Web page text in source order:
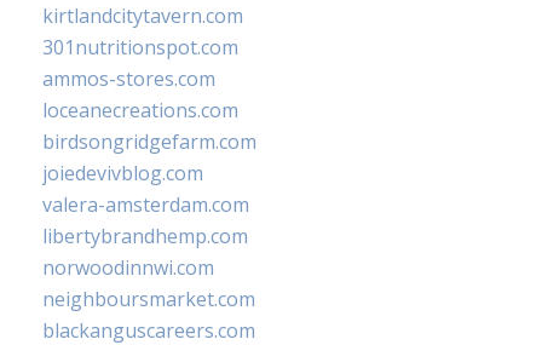
kirtlandcitytavern.com
301nutritionspot.com
ammos-stores.com
loceanecreations.com
birdsongridgefarm.com
joiedevivblog.com
valera-amsterdam.com
libertybrandhemp.com
norwoodinnwi.com
neighboursmarket.com
blackanguscareers.com